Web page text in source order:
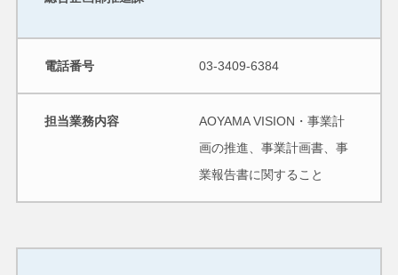
電話番号 03-3409-6384
担当業務内容
AOYAMA VISION・事業計
画の推進、事業計画書、事
業報告書に関すること